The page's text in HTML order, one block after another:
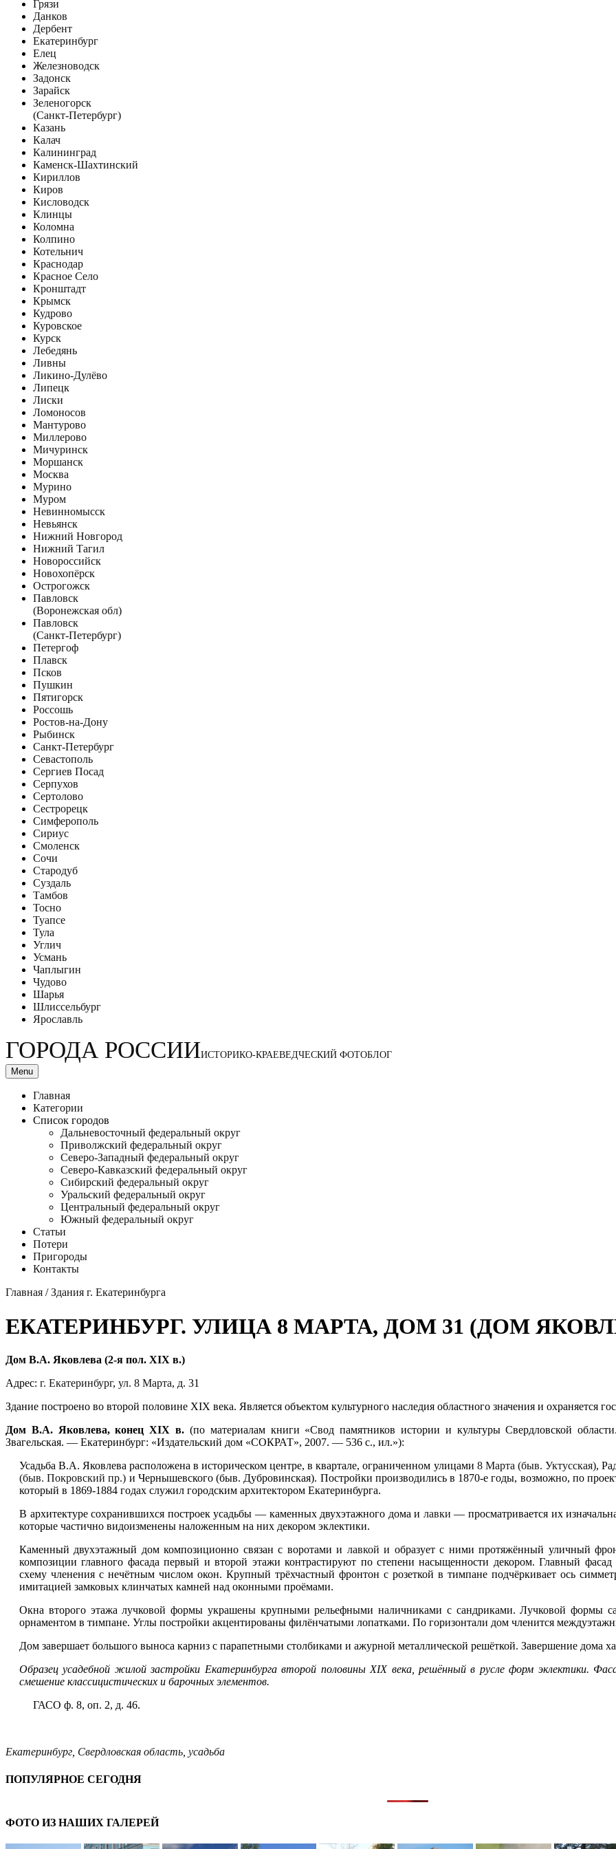
Грязи
Данков
Дербент
Екатеринбург
Елец
Железноводск
Задонск
Зарайск
Зеленогорск
(Санкт-Петербург)
Казань
Калач
Калининград
Каменск-Шахтинский
Кириллов
Киров
Кисловодск
Клинцы
Коломна
Колпино
Котельнич
Краснодар
Красное Село
Кронштадт
Крымск
Кудрово
Куровское
Курск
Лебедянь
Ливны
Ликино-Дулёво
Липецк
Лиски
Ломоносов
Мантурово
Миллерово
Мичуринск
Моршанск
Москва
Мурино
Муром
Невинномысск
Невьянск
Нижний Новгород
Нижний Тагил
Новороссийск
Новохопёрск
Острогожск
Павловск
(Воронежская обл)
Павловск
(Санкт-Петербург)
Петергоф
Плавск
Псков
Пушкин
Пятигорск
Россошь
Ростов-на-Дону
Рыбинск
Санкт-Петербург
Севастополь
Сергиев Посад
Серпухов
Сертолово
Сестрорецк
Симферополь
Сириус
Смоленск
Сочи
Стародуб
Суздаль
Тамбов
Тосно
Туапсе
Тула
Углич
Усмань
Чаплыгин
Чудово
Шарья
Шлиссельбург
Ярославль
ГОРОДА РОССИИИСТОРИКО-КРАЕВЕДЧЕСКИЙ ФОТОБЛОГ
Menu
Главная
Категории
Список городов
Дальневосточный федеральный округ
Приволжский федеральный округ
Северо-Западный федеральный округ
Северо-Кавказский федеральный округ
Сибирский федеральный округ
Уральский федеральный округ
Центральный федеральный округ
Южный федеральный округ
Статьи
Потери
Пригороды
Контакты
Главная /Здания г. Екатеринбурга
ЕКАТЕРИНБУРГ. УЛИЦА 8 МАРТА, ДОМ 31 (ДОМ
Дом В.А. Яковлева (2-я пол. XIX в.)
Адрес: г. Екатеринбург, ул. 8 Марта, д. 31
Здание построено во второй половине XIX века. Является объектом культурного наследия областного значения и охраняется
Дом В.А. Яковлева, конец XIX в. (по материалам книги «Свод памятников истории и культуры Свердловской
Звагельская. — Екатеринбург: «Издательский дом «СОКРАТ», 2007. — 536 с., ил.»):
Усадьба В.А. Яковлева расположена в историческом центре, в квартале, ограниченном улицами 8 Марта (быв. Уктусская),
(быв. Покровский пр.) и Чернышевского (быв. Дубровинская). Постройки производились в 1870-е годы, возможно, по
который в 1869-1884 годах служил городским архитектором Екатеринбурга.
В архитектуре сохранившихся построек усадьбы — каменных двухэтажного дома и лавки — просматривается их
которые частично видоизменены наложенным на них декором эклектики.
Каменный двухэтажный дом композиционно связан с воротами и лавкой и образует с ними протяжённый уличный
композиции главного фасада первый и второй этажи контрастируют по степени насыщенности декором. Главный фасад
схему членения с нечётным числом окон. Крупный трёхчастный фронтон с розеткой в тимпане подчёркивает ось
имитацией замковых клинчатых камней над оконными проёмами.
Окна второго этажа лучковой формы украшены крупными рельефными наличниками с сандриками. Лучковой формы
орнаментом в тимпане. Углы постройки акцентированы филёнчатыми лопатками. По горизонтали дом членится
Дом завершает большого выноса карниз с парапетными столбиками и ажурной металлической решёткой. Завершение дома
Образец усадебной жилой застройки Екатеринбурга второй половины XIX века, решённый в русле форм эклектики.
смешение классицистических и барочных элементов.
ГАСО ф. 8, оп. 2, д. 46.
Екатеринбург Свердловская область усадьба
ПОПУЛЯРНОЕ СЕГОДНЯ
ФОТО ИЗ НАШИХ ГАЛЕРЕЙ